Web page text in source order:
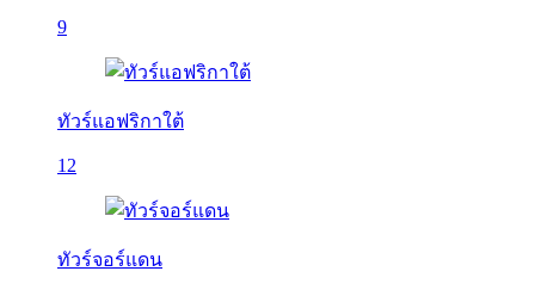
9
ทัวร์แอฟริกาใต้
12
ทัวร์จอร์แดน